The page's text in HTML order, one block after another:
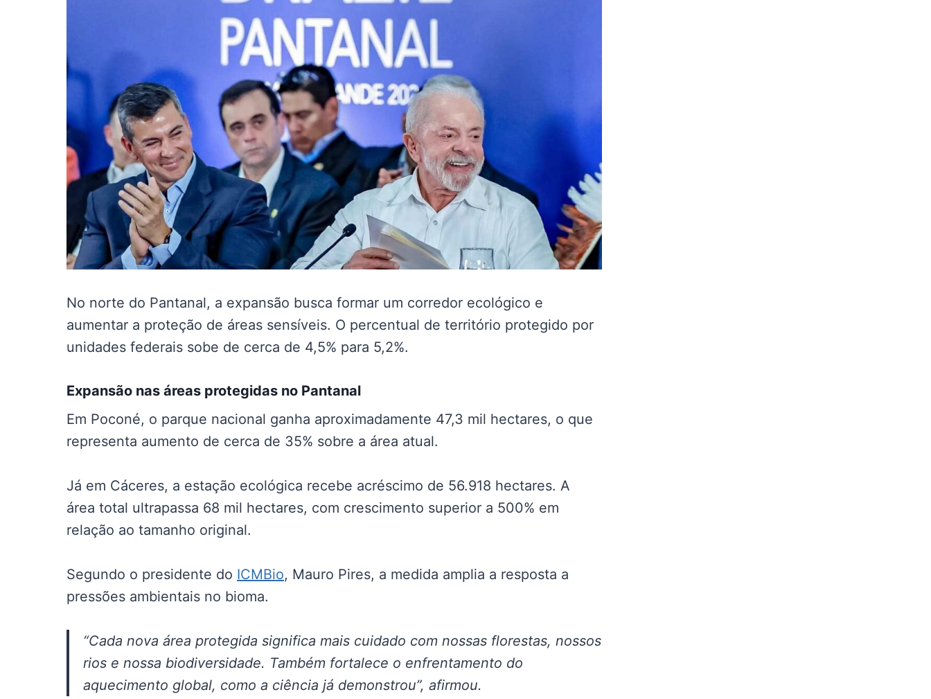
No norte do Pantanal, a expansão busca formar um corredor ecológico e
aumentar a proteção de áreas sensíveis. O percentual de território protegido por
unidades federais sobe de cerca de 4,5% para 5,2%.
Expansão nas áreas protegidas no Pantanal
Em Poconé, o parque nacional ganha aproximadamente 47,3 mil hectares, o que
representa aumento de cerca de 35% sobre a área atual.
Já em Cáceres, a estação ecológica recebe acréscimo de 56.918 hectares. A
área total ultrapassa 68 mil hectares, com crescimento superior a 500% em
relação ao tamanho original.
Segundo o presidente do ICMBio, Mauro Pires, a medida amplia a resposta a
pressões ambientais no bioma.
“Cada nova área protegida significa mais cuidado com nossas florestas, nossos
rios e nossa biodiversidade. Também fortalece o enfrentamento do
aquecimento global, como a ciência já demonstrou”, afirmou.